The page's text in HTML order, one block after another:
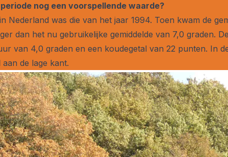
nog een voorspellende waarde?
was die van het jaar 1994. Toen kwam de
dan het nu gebruikelijke gemiddelde van 7,0 graden.
van 4,0 graden en een koudegetal van 22 punten. In
de lage kant.